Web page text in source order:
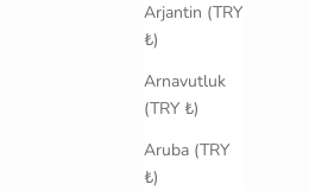
Arjantin (TRY
₺)
Arnavutluk
(TRY ₺)
Aruba (TRY
₺)